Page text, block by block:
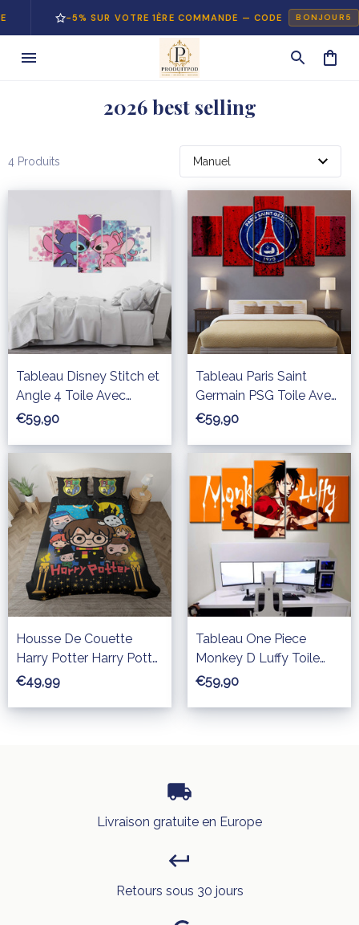
-5% SUR VOTRE 1ÈRE COMMANDE — CODE BONJOUR5
2026 best selling
4 Produits
Tableau Disney Stitch et
Angle 4 Toile Avec
Cadre
€59,90
Tableau Paris Saint
Germain PSG Toile Avec
cadre
€59,90
Housse De Couette
Harry Potter Harry Potter
Chibi Parure de lit
€49,99
Tableau One Piece
Monkey D Luffy Toile
Avec Cadre
€59,90
Livraison gratuite en Europe
Retours sous 30 jours